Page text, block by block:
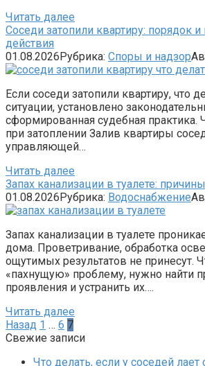
Читать далее
Соседи затопили квартиру: порядок
действия
01.08.2026Рубрика: Споры и надзор
Если соседи затопили квартиру, что
ситуации, установлено
сформированная судебная практика.
при затоплении Залив квартиры
управляющей…
Читать далее
Запах канализации в туалете:
01.08.2026Рубрика: Водоснабжение
Запах канализации в туалете
дома. Проветривание, обработка
ощутимых результатов не принесут.
«пахнущую» проблему, нужно найти
проявления и устранить их….
Читать далее
Пагинация
записей
Назад 1 … 6 7
Свежие записи
Что делать, если у соседей лает